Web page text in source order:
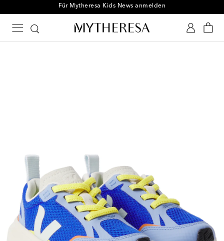
Für Mytheresa Kids News anmelden